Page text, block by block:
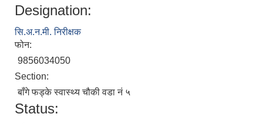
Designation:
सि.अ.न.मी. निरीक्षक
फोन:
9856034050
Section:
बाँगे फड्के स्वास्थ्य चौकी वडा नं ५
Status: